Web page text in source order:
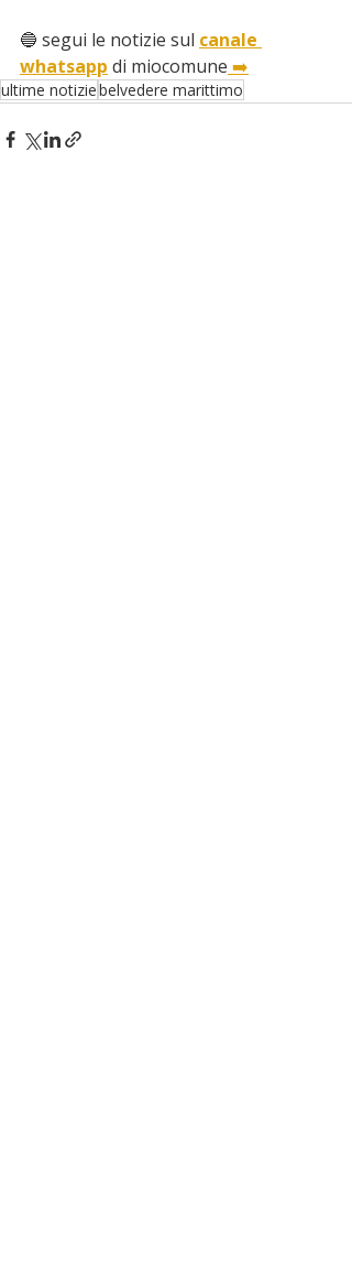
🔵 segui le notizie sul canale
whatsapp di miocomune ➡️
ultime notiziebelvedere marittimo